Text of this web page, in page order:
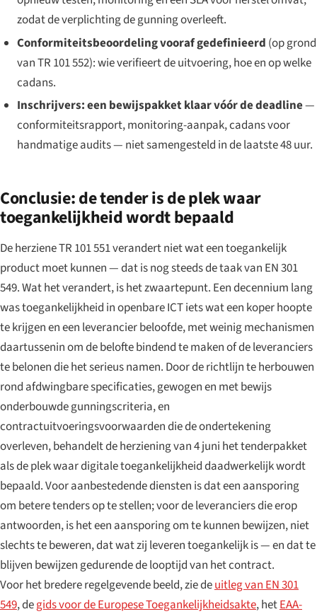
zodat de verplichting de gunning overleeft.
Conformiteitsbeoordeling vooraf gedefinieerd (op grond
van TR 101 552): wie verifieert de uitvoering, hoe en op welke
cadans.
Inschrijvers: een bewijspakket klaar vóór de deadline—
conformiteitsrapport, monitoring-aanpak, cadans voor
handmatige audits — niet samengesteld in de laatste 48 uur.
Conclusie: de tender is de plek waar
toegankelijkheid wordt bepaald
De herziene TR 101 551 verandert niet wat een toegankelijk
product moet kunnen — dat is nog steeds de taak van EN 301
549. Wat het verandert, is het zwaartepunt. Een decennium lang
was toegankelijkheid in openbare ICT iets wat een koper hoopte
te krijgen en een leverancier beloofde, met weinig mechanismen
daartussenin om de belofte bindend te maken of de leveranciers
te belonen die het serieus namen. Door de richtlijn te herbouwen
rond afdwingbare specificaties, gewogen en met bewijs
onderbouwde gunningscriteria, en
contractuitvoeringsvoorwaarden die de ondertekening
overleven, behandelt de herziening van 4 juni het tenderpakket
als de plek waar digitale toegankelijkheid daadwerkelijk wordt
bepaald. Voor aanbestedende diensten is dat een aansporing
om betere tenders op te stellen; voor de leveranciers die erop
antwoorden, is het een aansporing om te kunnen bewijzen, niet
slechts te beweren, dat wat zij leveren toegankelijk is — en dat te
blijven bewijzen gedurende de looptijd van het contract.
Voor het bredere regelgevende beeld, zie deuitleg van EN 301
549, degids voor de Europese Toegankelijkheidsakte, hetEAA-